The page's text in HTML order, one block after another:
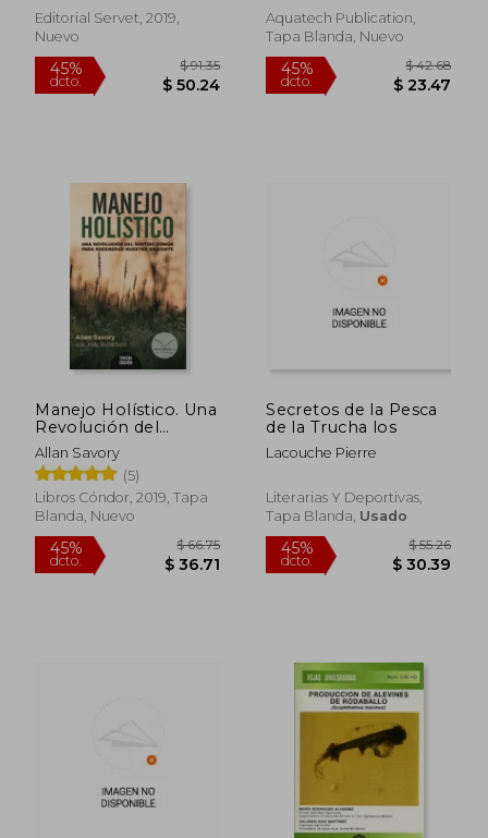
Lucía,De Blas Giral,
Ignacio,Ruiz Zarzuela,
Imanol,Muniesa Del
Campo, Ana
Editorial Servet, 2019,
Nuevo
45%
dcto. $ 50.24
Aquatech Publication,
Tapa Blanda, Nuevo
Manejo Holístico. Una
Revolución del
Sentido Común Para
Regenerar Nuestro
Ambiente - Allan
Savory; Jody
Butterfield - Libro
Allan Savory
(5)
Libros Cóndor, 2019, Tapa
Blanda, Nuevo
Secretos de la Pesca
de la Trucha los
Lacouche Pierre
Literarias Y Deportivas,
Tapa Blanda, Usado
45%
dcto.